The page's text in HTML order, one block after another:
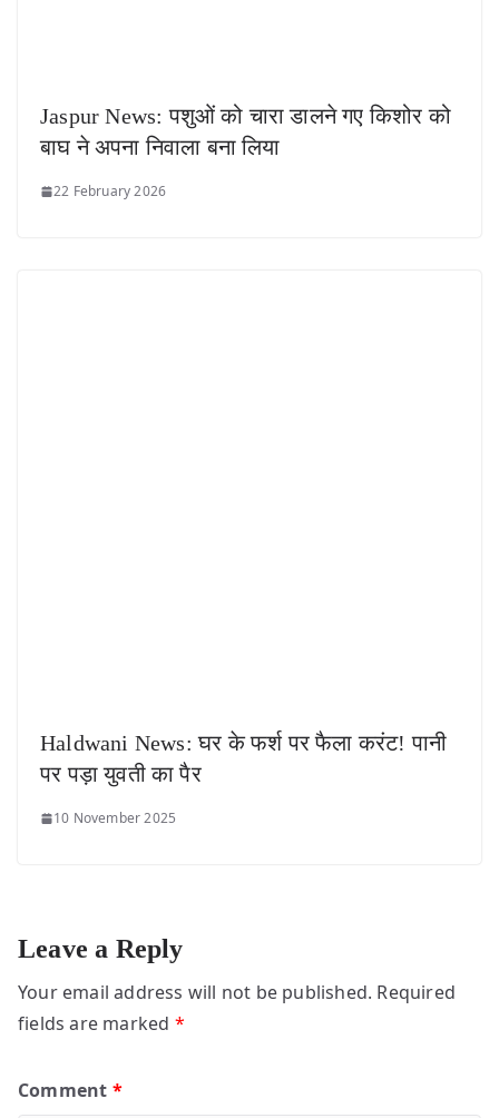
Jaspur News: पशुओं को चारा डालने गए किशोर को
बाघ ने अपना निवाला बना लिया
22 February 2026
Haldwani News: घर के फर्श पर फैला करंट! पानी
पर पड़ा युवती का पैर
10 November 2025
Leave a Reply
Your email address will not be published. Required
fields are marked *
Comment *